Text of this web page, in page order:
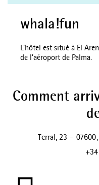
whala!fun
L’hôtel est situé à El
de l’aéroport de Palma.
Comment
Terral, 23 – 07600,
+34